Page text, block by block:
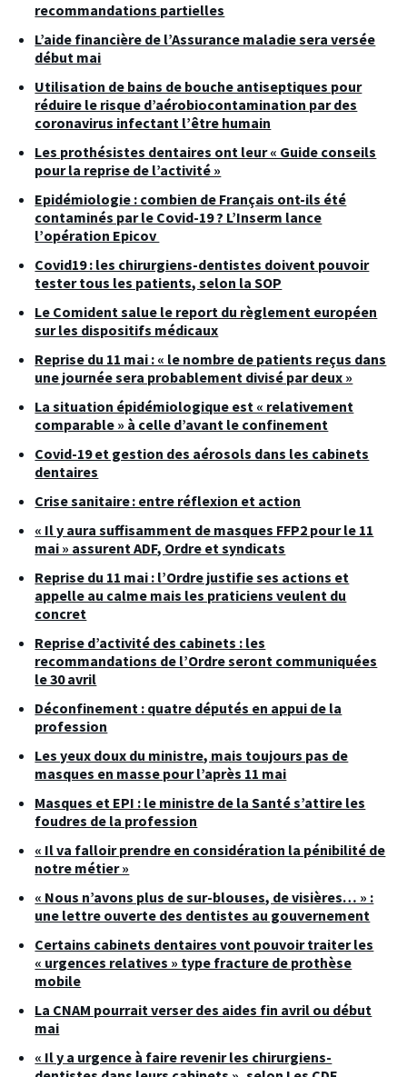
recommandations partielles
L’aide financière de l’Assurance maladie sera versée
début mai
Utilisation de bains de bouche antiseptiques pour
réduire le risque d’aérobiocontamination par des
coronavirus infectant l’être humain
Les prothésistes dentaires ont leur « Guide conseils
pour la reprise de l’activité »
Epidémiologie : combien de Français ont-ils été
contaminés par le Covid-19 ? L’Inserm lance
l’opération Epicov
Covid19 : les chirurgiens-dentistes doivent pouvoir
tester tous les patients, selon la SOP
Le Comident salue le report du règlement européen
sur les dispositifs médicaux
Reprise du 11 mai : « le nombre de patients reçus dans
une journée sera probablement divisé par deux »
La situation épidémiologique est « relativement
comparable » à celle d’avant le confinement
Covid-19 et gestion des aérosols dans les cabinets
dentaires
Crise sanitaire : entre réflexion et action
« Il y aura suffisamment de masques FFP2 pour le 11
mai » assurent ADF, Ordre et syndicats
Reprise du 11 mai : l’Ordre justifie ses actions et
appelle au calme mais les praticiens veulent du
concret
Reprise d’activité des cabinets : les
recommandations de l’Ordre seront communiquées
le 30 avril
Déconfinement : quatre députés en appui de la
profession
Les yeux doux du ministre, mais toujours pas de
masques en masse pour l’après 11 mai
Masques et EPI : le ministre de la Santé s’attire les
foudres de la profession
« Il va falloir prendre en considération la pénibilité de
notre métier »
« Nous n’avons plus de sur-blouses, de visières… » :
une lettre ouverte des dentistes au gouvernement
Certains cabinets dentaires vont pouvoir traiter les
« urgences relatives » type fracture de prothèse
mobile
La CNAM pourrait verser des aides fin avril ou début
mai
« Il y a urgence à faire revenir les chirurgiens-